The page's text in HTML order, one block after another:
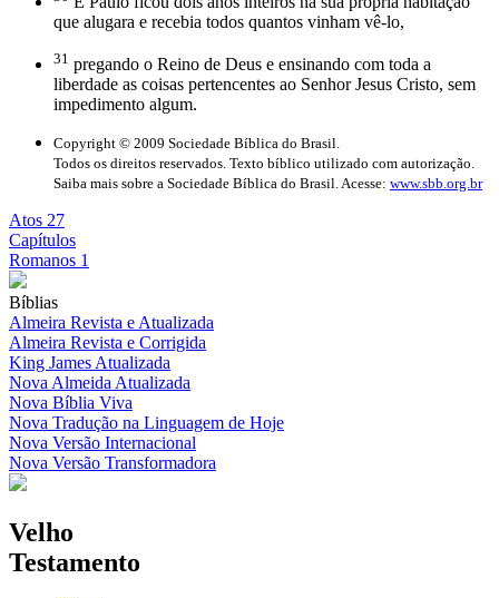
que alugara e recebia todos quantos vinham vê-lo,
31 pregando o Reino de Deus e ensinando com toda a
liberdade as coisas pertencentes ao Senhor Jesus Cristo, sem
impedimento algum.
Copyright © 2009 Sociedade Bíblica do Brasil.
Todos os direitos reservados. Texto bíblico utilizado com autorização.
Saiba mais sobre a Sociedade Bíblica do Brasil. Acesse: www.sbb.org.br
Atos 27
Capítulos
Romanos 1
Bíblias
Almeira Revista e Atualizada
Almeira Revista e Corrigida
King James Atualizada
Nova Almeida Atualizada
Nova Bíblia Viva
Nova Tradução na Linguagem de Hoje
Nova Versão Internacional
Nova Versão Transformadora
Velho
Testamento